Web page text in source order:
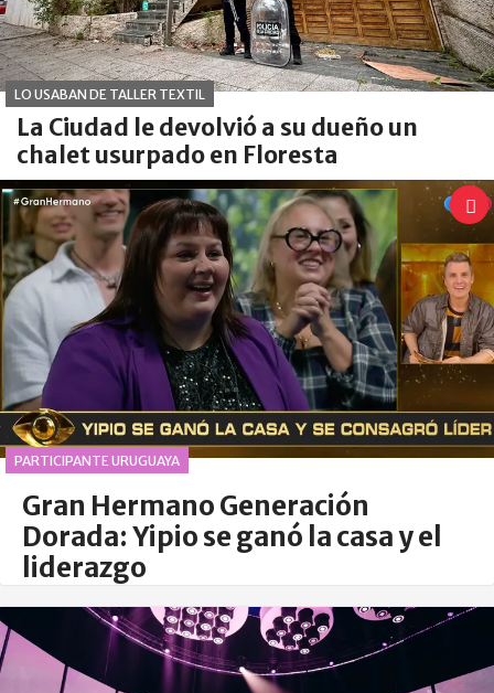
LO USABAN DE TALLER TEXTIL
La Ciudad le devolvió a su dueño un
chalet usurpado en Floresta
PARTICIPANTE URUGUAYA
Gran Hermano Generación
Dorada: Yipio se ganó la casa y el
liderazgo